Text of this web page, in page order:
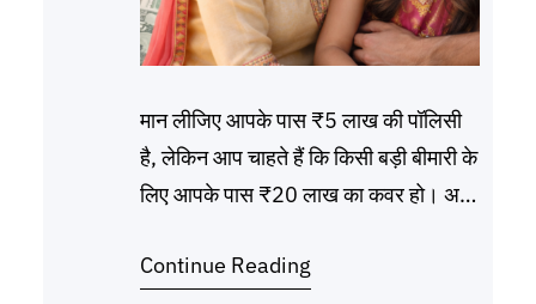
मान लीजिए आपके पास ₹5 लाख की पॉलिसी
है, लेकिन आप चाहते हैं कि किसी बड़ी बीमारी के
लिए आपके पास ₹20 लाख का कवर हो। अगर
प्रीमियम बहुत ज्यादा होगा। यहीं काम आता है
Continue Reading